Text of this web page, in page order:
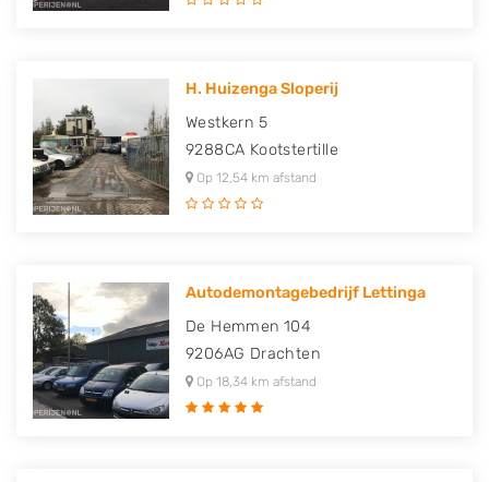
H. Huizenga Sloperij
Westkern 5
9288CA Kootstertille
Op 12,54 km afstand
Autodemontagebedrijf Lettinga
De Hemmen 104
9206AG Drachten
Op 18,34 km afstand